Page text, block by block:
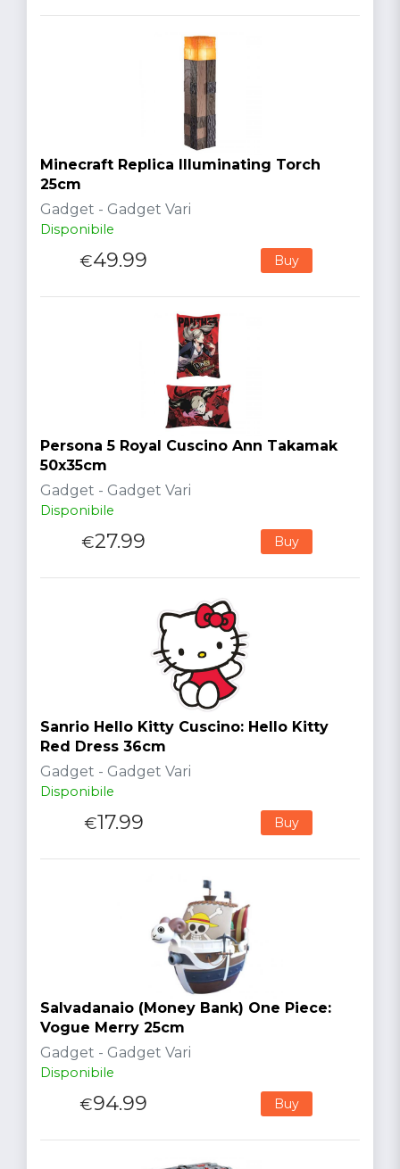
Minecraft Replica Illuminating Torch
25cm
Gadget - Gadget Vari
Disponibile
€49.99 Buy
Persona 5 Royal Cuscino Ann Takamak
50x35cm
Gadget - Gadget Vari
Disponibile
€27.99 Buy
Sanrio Hello Kitty Cuscino: Hello Kitty
Red Dress 36cm
Gadget - Gadget Vari
Disponibile
€17.99 Buy
Salvadanaio (Money Bank) One Piece:
Vogue Merry 25cm
Gadget - Gadget Vari
Disponibile
€94.99 Buy